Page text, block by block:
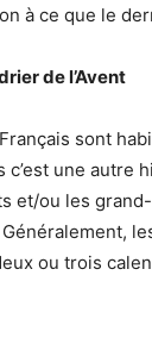
à ce que le
de l’Avent
sont
c’est une autre
et/ou les
Généralement,
ou trois